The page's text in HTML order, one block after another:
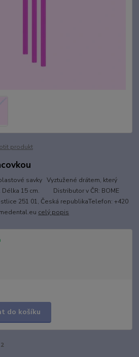
produkt
savky Vyztužené drátem, který
Délka 15 cm. Distributor v ČR: BOME
251 01, Česká republikaTelefon: +420
celý popis
do košíku